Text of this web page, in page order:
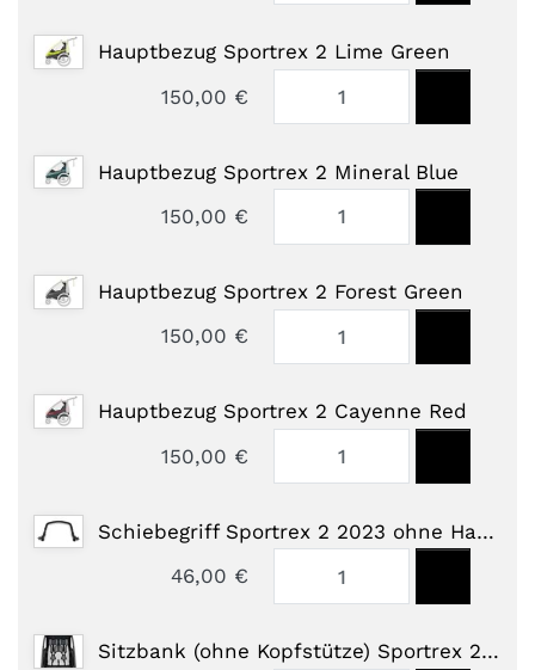
Hauptbezug Sportrex 2 Lime Green
150,00 €
Hauptbezug Sportrex 2 Mineral Blue
150,00 €
Hauptbezug Sportrex 2 Forest Green
150,00 €
Hauptbezug Sportrex 2 Cayenne Red
150,00 €
Schiebegriff Sportrex 2 2023 ohne Handschlaufe
46,00 €
Sitzbank (ohne Kopfstütze) Sportrex 2 2023